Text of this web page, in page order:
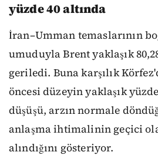
yüzde 40 altında
İran–Umman temaslarının
umuduyla Brent yaklaşık
geriledi. Buna karşılık
öncesi düzeyin yaklaşık
düşüşü, arzın normale
anlaşma ihtimalinin geçici
alındığını gösteriyor.